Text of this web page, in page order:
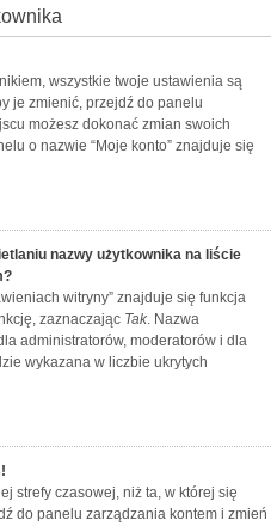
wszystkie twoje ustawienia są
je zmienić, przejdź do panelu
możesz dokonać zmian swoich
o nazwie “Moje konto” znajduje się
nazwy użytkownika na liście
witryny” znajduje się funkcja
zaznaczając Tak. Nazwa
administratorów, moderatorów i dla
wykazana w liczbie ukrytych
strefy czasowej, niż ta, w której się
do panelu zarządzania kontem i zmień